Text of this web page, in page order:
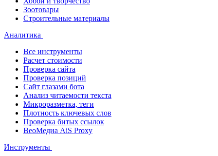
Зоотовары
Строительные материалы
Аналитика
Все инструменты
Расчет стоимости
Проверка сайта
Проверка позиций
Сайт глазами бота
Анализ читаемости текста
Микроразметка, теги
Плотность ключевых слов
Проверка битых ссылок
ВеоМедиа AiS Proxy
Инструменты